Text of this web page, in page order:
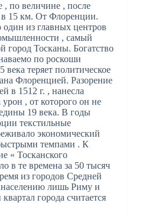
, по величине , после
15 км. От Флоренции.
из главных центров
, самый
город Тосканы. Богатство
по роскоши
теряет политическое
Флоренцией. Разорение
в 1512 г. , нанесла
, от которого он не
19 века. В годы
текстильные
экономический
темпами . К
« Тосканского
в те времена за 50 тысяч
из городов Средней
лишь Риму и
города считается